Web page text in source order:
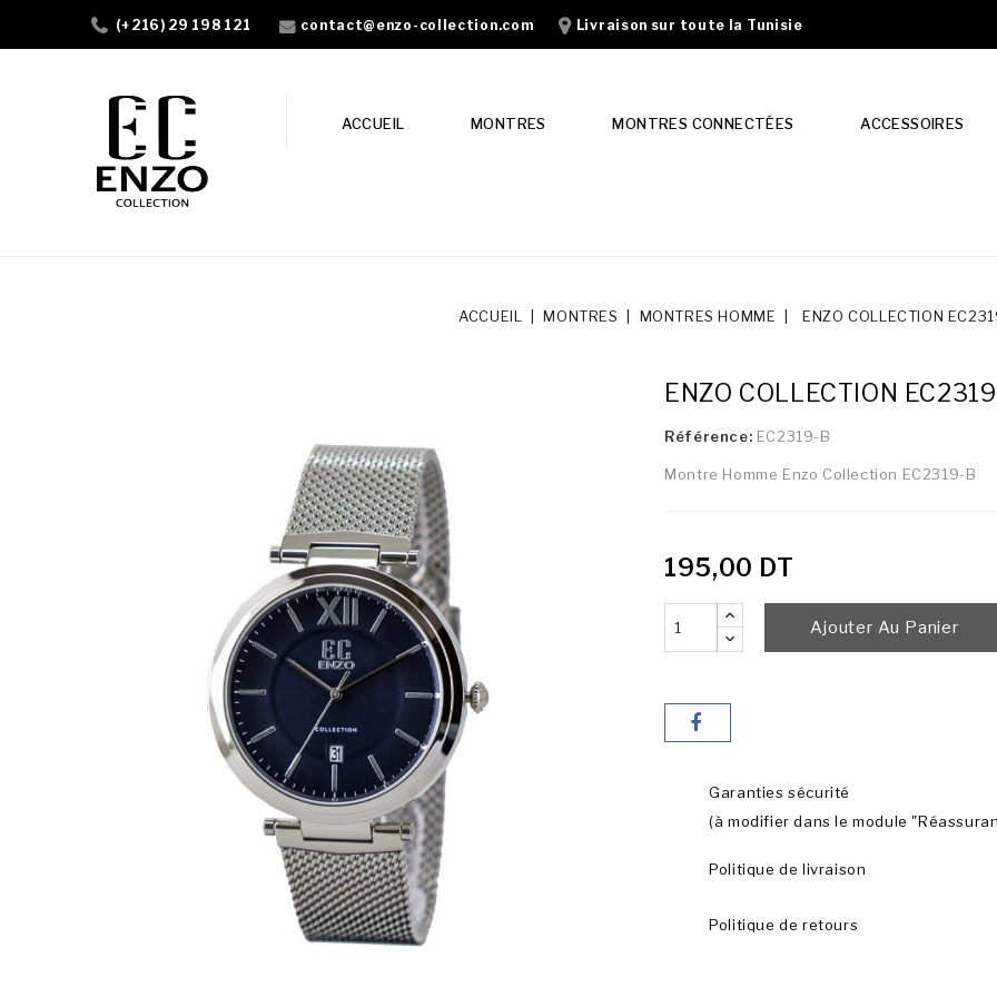
(+216) 29 198 121 contact@enzo-collection.com Livraison sur toute la Tunisie
ACCUEIL MONTRES MONTRES CONNECTÉES ACCESSOIRES
ACCUEIL MONTRES MONTRES HOMME ENZO COLLECTION
ENZO COLLECTION
Référence: EC2319-B
Montre Homme Enzo Collection EC2319-B
195,00 DT
Ajouter Au Panier
Garanties sécurité
(à modifier dans le module
Politique de livraison
Politique de retours